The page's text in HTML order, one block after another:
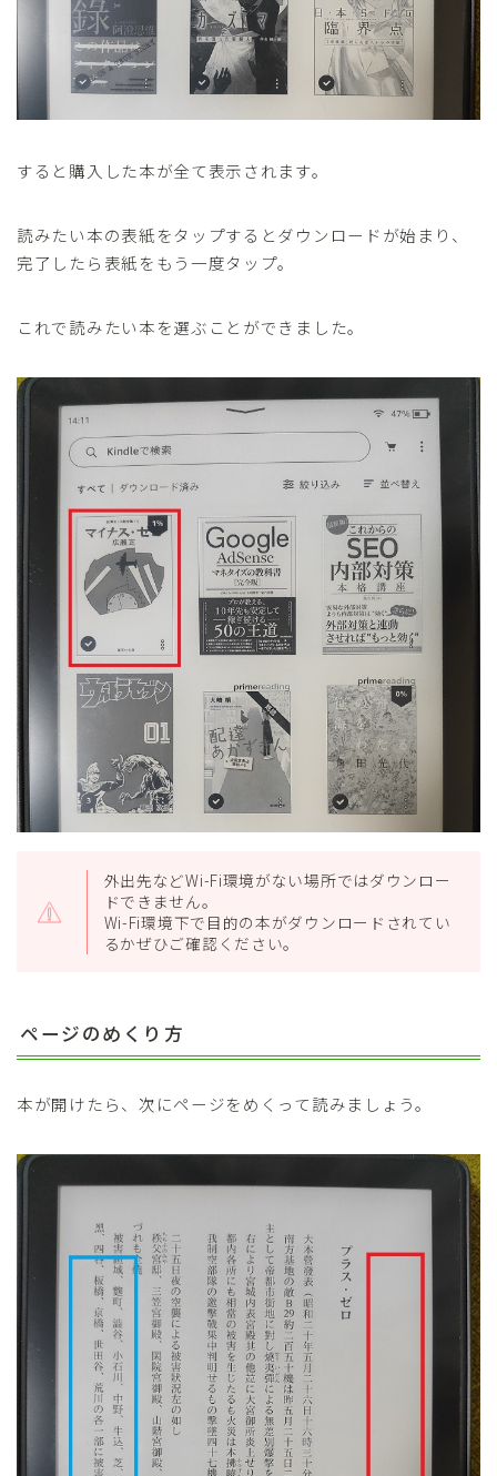
すると購入した本が全て表示されます。
読みたい本の表紙をタップするとダウンロードが始まり、
完了したら表紙をもう一度タップ。
これで読みたい本を選ぶことができました。
外出先などWi-Fi環境がない場所ではダウンロー
ドできません。
Wi-Fi環境下で目的の本がダウンロードされてい
るかぜひご確認ください。
ページのめくり方
本が開けたら、次にページをめくって読みましょう。